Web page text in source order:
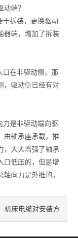
端？
于拆装，更换驱动
器端，增加了拆装
口在非驱动侧，那
，驱动侧已经有对
力是非驱动端向驱
由轴承座承载，推
，大大增强了轴承
口低压的，但是增
向力是外推的。
机床电缆对安装方